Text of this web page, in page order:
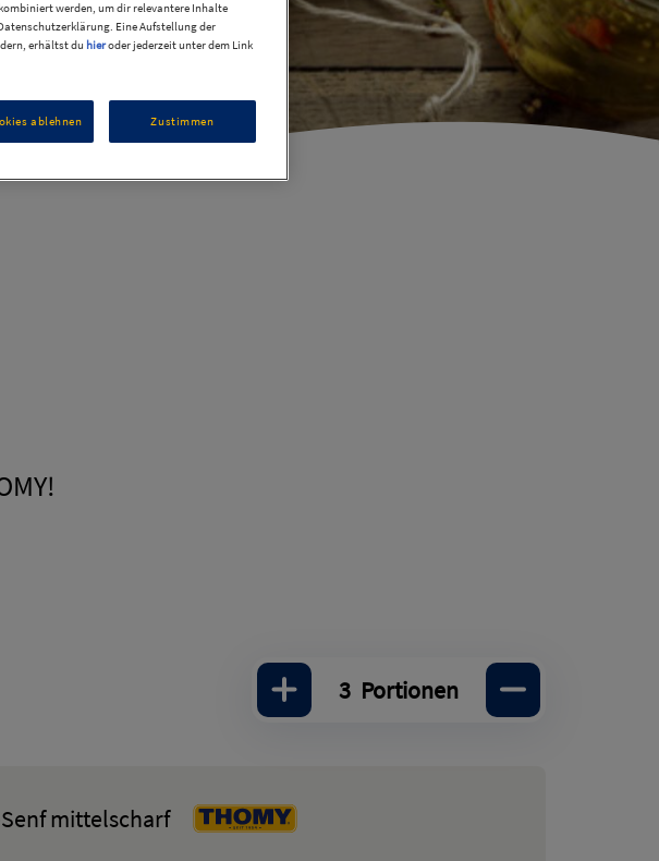
3 Portionen
mittelscharf
werden, um dir relevantere Inhalte
Eine Aufstellung der
erhältst du hieroder jederzeit unter dem Link
ablehnen Zustimmen